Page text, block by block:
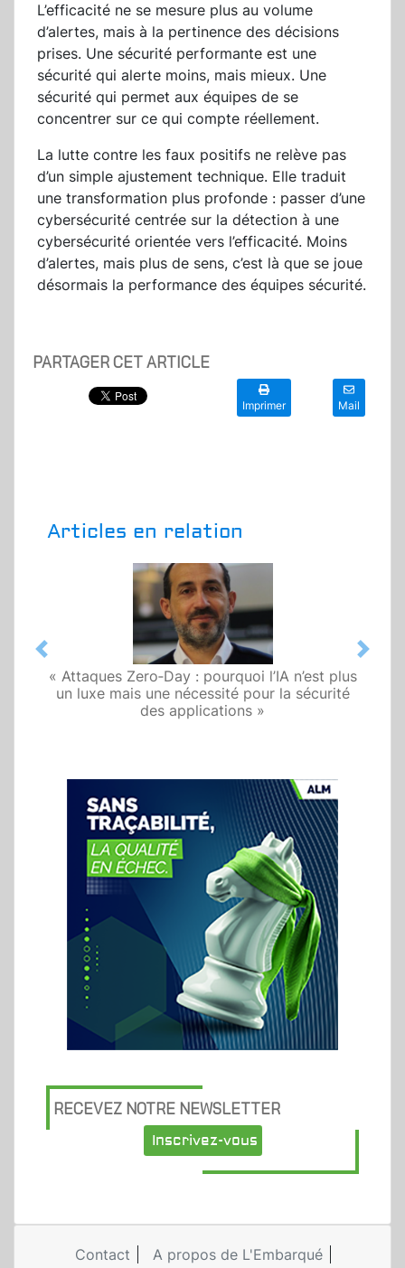
L’efficacité ne se mesure plus au volume
d’alertes, mais à la pertinence des décisions
prises. Une sécurité performante est une
sécurité qui alerte moins, mais mieux. Une
sécurité qui permet aux équipes de se
concentrer sur ce qui compte réellement.
La lutte contre les faux positifs ne relève pas
d’un simple ajustement technique. Elle traduit
une transformation plus profonde : passer d’une
cybersécurité centrée sur la détection à une
cybersécurité orientée vers l’efficacité. Moins
d’alertes, mais plus de sens, c’est là que se joue
désormais la performance des équipes sécurité.
PARTAGER CET ARTICLE
Imprimer Mail
Articles en relation
« Attaques Zero‑Day : pourquoi l’IA n’est plus
un luxe mais une nécessité pour la sécurité
des applications »
Previous Next
RECEVEZ NOTRE NEWSLETTER
Inscrivez-vous
Contact A propos de L'Embarqué